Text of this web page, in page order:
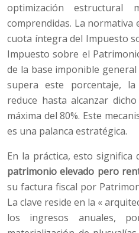
optimización estructural
comprendidas. La normativa
cuota íntegra del Impuesto
Impuesto sobre el
de la base imponible general
supera este porcentaje,
reduce hasta alcanzar
máxima del 80%. Este
es una palanca estratégica.
En la práctica, esto
patrimonio elevado pero
su factura fiscal por
La clave reside en la «
los ingresos anuales,